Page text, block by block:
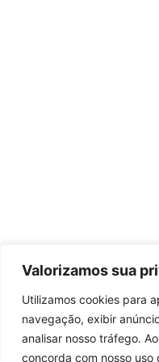
Valorizamos sua
Utilizamos cookies para
navegação, exibir
analisar nosso tráfego.
concorda com nosso uso